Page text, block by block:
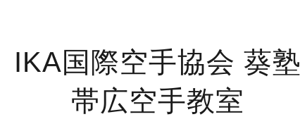
IKA国際空手協会 葵塾
帯広空手教室